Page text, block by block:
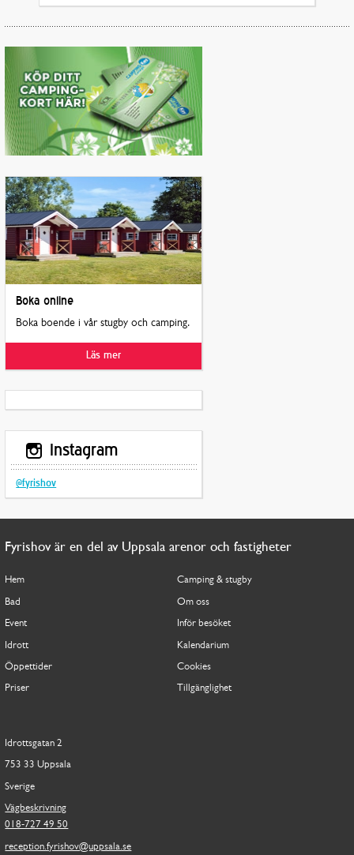
Boka online
Boka boende i vår stugby och camping.
Läs mer
Instagram
@fyrishov
Fyrishov är en del av Uppsala arenor och fastigheter
Hem
Bad
Event
Idrott
Öppettider
Priser
Camping & stugby
Om oss
Inför besöket
Kalendarium
Cookies
Tillgänglighet
Idrottsgatan 2
753 33 Uppsala
Sverige
Vägbeskrivning
018-727 49 50
reception.fyrishov@uppsala.se